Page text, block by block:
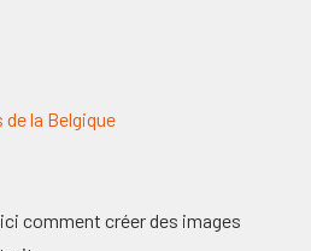
la Belgique
comment créer des images